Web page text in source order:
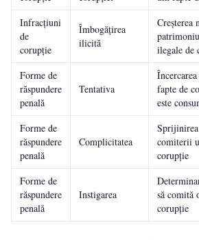
Infracțiuni
de
corupție
Îmbogățirea
ilicită
Creșterea
ilegale de
Forme de
răspundere
penală
Tentativa
fapte de
este
Forme de
răspundere
penală
Complicitatea
comiterii
corupție
Forme de
răspundere
penală
Instigarea
să comită
corupție